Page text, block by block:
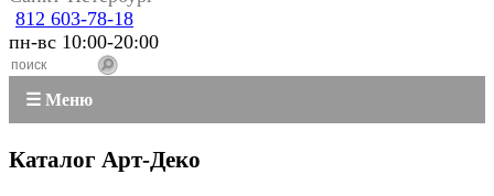
812 603-78-18
пн-вс 10:00-20:00
☰ Меню
Каталог Арт-Деко